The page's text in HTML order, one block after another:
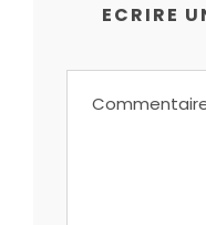
ECRIRE